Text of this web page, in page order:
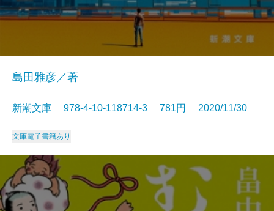
島田雅彦／著
新潮文庫 978-4-10-118714-3 781円 2020/11/30
文庫電子書籍あり